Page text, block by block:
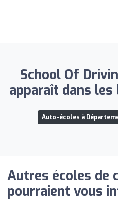
School Of
apparaît dans
Auto-écoles à
Autres écoles de
pourraient vous